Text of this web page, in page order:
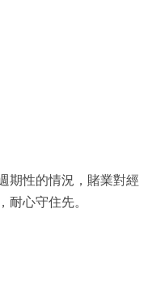
期性的情況，賭業對經
耐心守住先。